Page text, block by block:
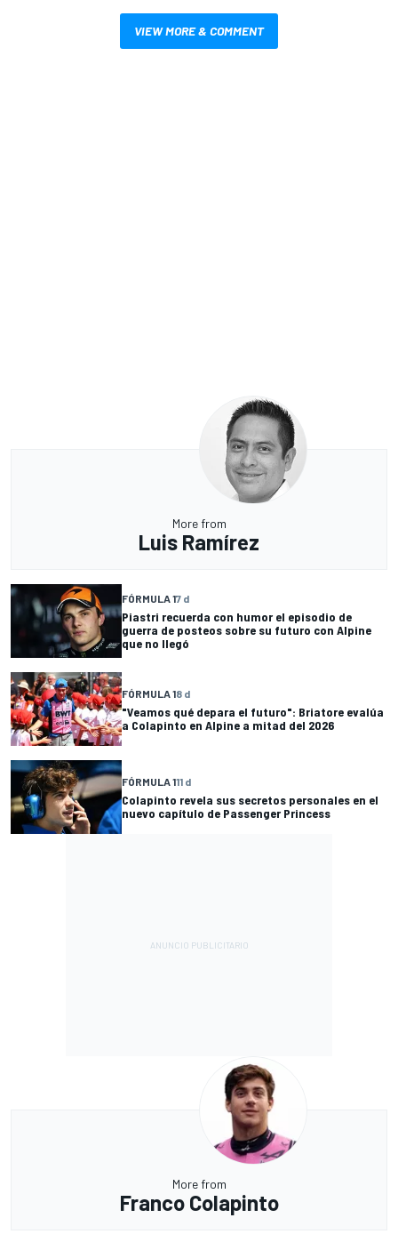
VIEW MORE & COMMENT
More from
Luis Ramírez
FÓRMULA 17 d
Piastri recuerda con humor el episodio de
guerra de posteos sobre su futuro con Alpine
que no llegó
FÓRMULA 18 d
"Veamos qué depara el futuro": Briatore evalúa
a Colapinto en Alpine a mitad del 2026
FÓRMULA 111 d
Colapinto revela sus secretos personales en el
nuevo capítulo de Passenger Princess
More from
Franco Colapinto